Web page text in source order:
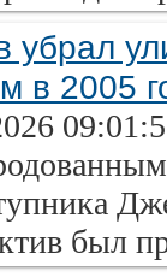
убрал
в 2005
был